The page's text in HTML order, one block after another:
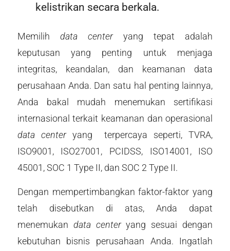
kelistrikan secara berkala.
Memilih data centeryang tepat adalah
keputusan yang penting untuk menjaga
integritas, keandalan, dan keamanan data
perusahaan Anda. Dan satu hal penting lainnya,
Anda bakal mudah menemukan sertifikasi
internasional terkait keamanan dan operasional
data centeryang terpercaya seperti, TVRA,
ISO9001, ISO27001, PCIDSS, ISO14001, ISO
45001, SOC 1 Type II, dan SOC 2 Type II.
Dengan mempertimbangkan faktor-faktor yang
telah disebutkan di atas, Anda dapat
menemukan data centeryang sesuai dengan
kebutuhan bisnis perusahaan Anda. Ingatlah